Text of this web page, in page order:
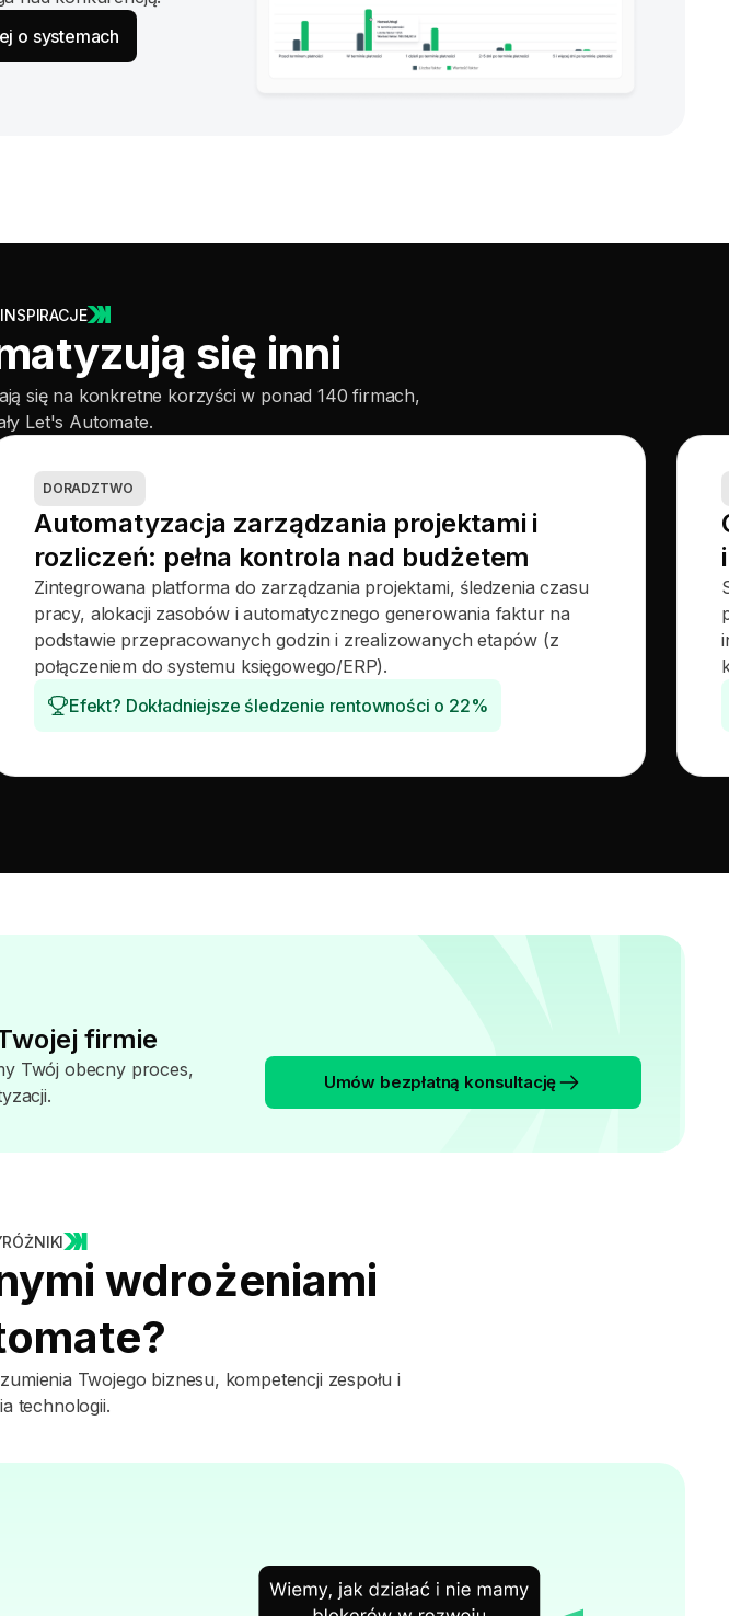
o systemach
się inni
się na konkretne korzyści w ponad 140 firmach,
Let's Automate.
DORADZTWO
Automatyzacja zarządzania projektami i
rozliczeń: pełna kontrola nad budżetem
Zintegrowana platforma do zarządzania projektami, śledzenia czasu
pracy, alokacji zasobów i automatycznego generowania faktur na
podstawie przepracowanych godzin i zrealizowanych etapów (z
połączeniem do systemu księgowego/ERP).
Efekt? Dokładniejsze śledzenie rentowności o 22%
firmie
Twój obecny proces,
Umów bezpłatną konsultację
wdrożeniami
Twojego biznesu, kompetencji zespołu i
technologii.